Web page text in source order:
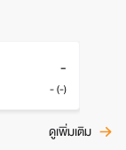
-
- (-)
ดูเพิ่มเติม